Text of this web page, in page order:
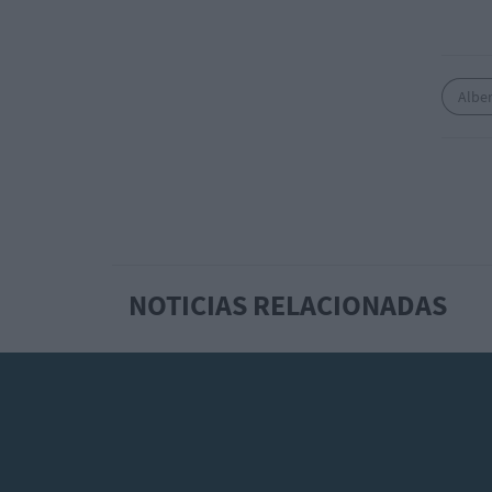
NOTICIAS RELACIONADAS